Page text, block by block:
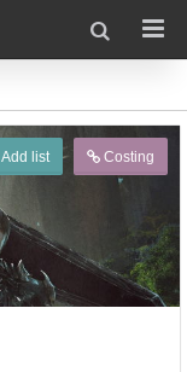
Add list Costing